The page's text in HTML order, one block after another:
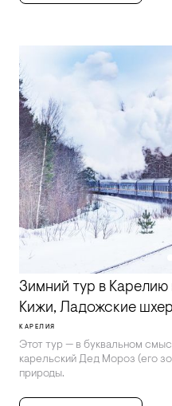
Зимний тур в Карелию
Кижи, Ладожские
КАРЕЛИЯ
Этот тур — в буквальном
карельский Дед Мороз (его
природы.